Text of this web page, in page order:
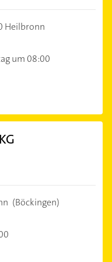
Heilbronn
um 08:00
(Böckingen)